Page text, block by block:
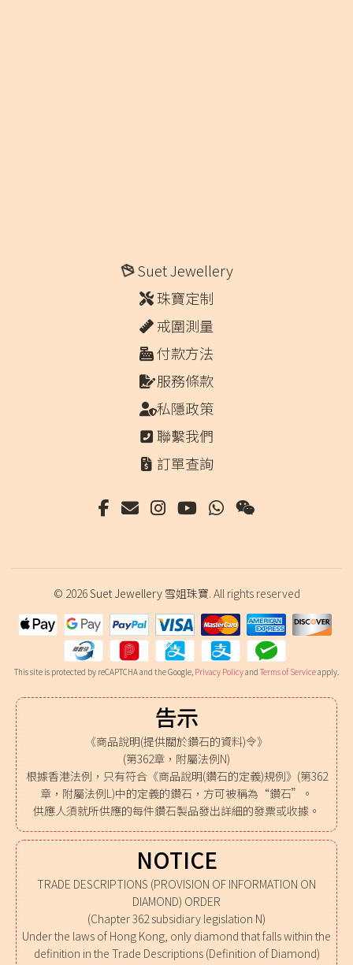
Suet Jewellery
珠寶定制
戒圍測量
付款方法
服務條款
私隱政策
聯繫我們
訂單查詢
© 2026Suet Jewellery 雪姐珠寶. All rights reserved
This site is protected by reCAPTCHA and the Google, Privacy Policyand Terms of Serviceapply.
告示
《商品說明(提供關於鑽石的資料)令》
(第362章，附屬法例N)
根據香港法例，只有符合《商品說明(鑽石的定義)規例》(第362
章，附屬法例L)中的定義的鑽石，方可被稱為“鑽石”。
供應人須就所供應的每件鑽石製品發出詳細的發票或收據。
NOTICE
TRADE DESCRIPTIONS (PROVISION OF INFORMATION ON
DIAMOND) ORDER
(Chapter 362 subsidiary legislation N)
Under the laws of Hong Kong, only diamond that falls within the
definition in the Trade Descriptions (Definition of Diamond)